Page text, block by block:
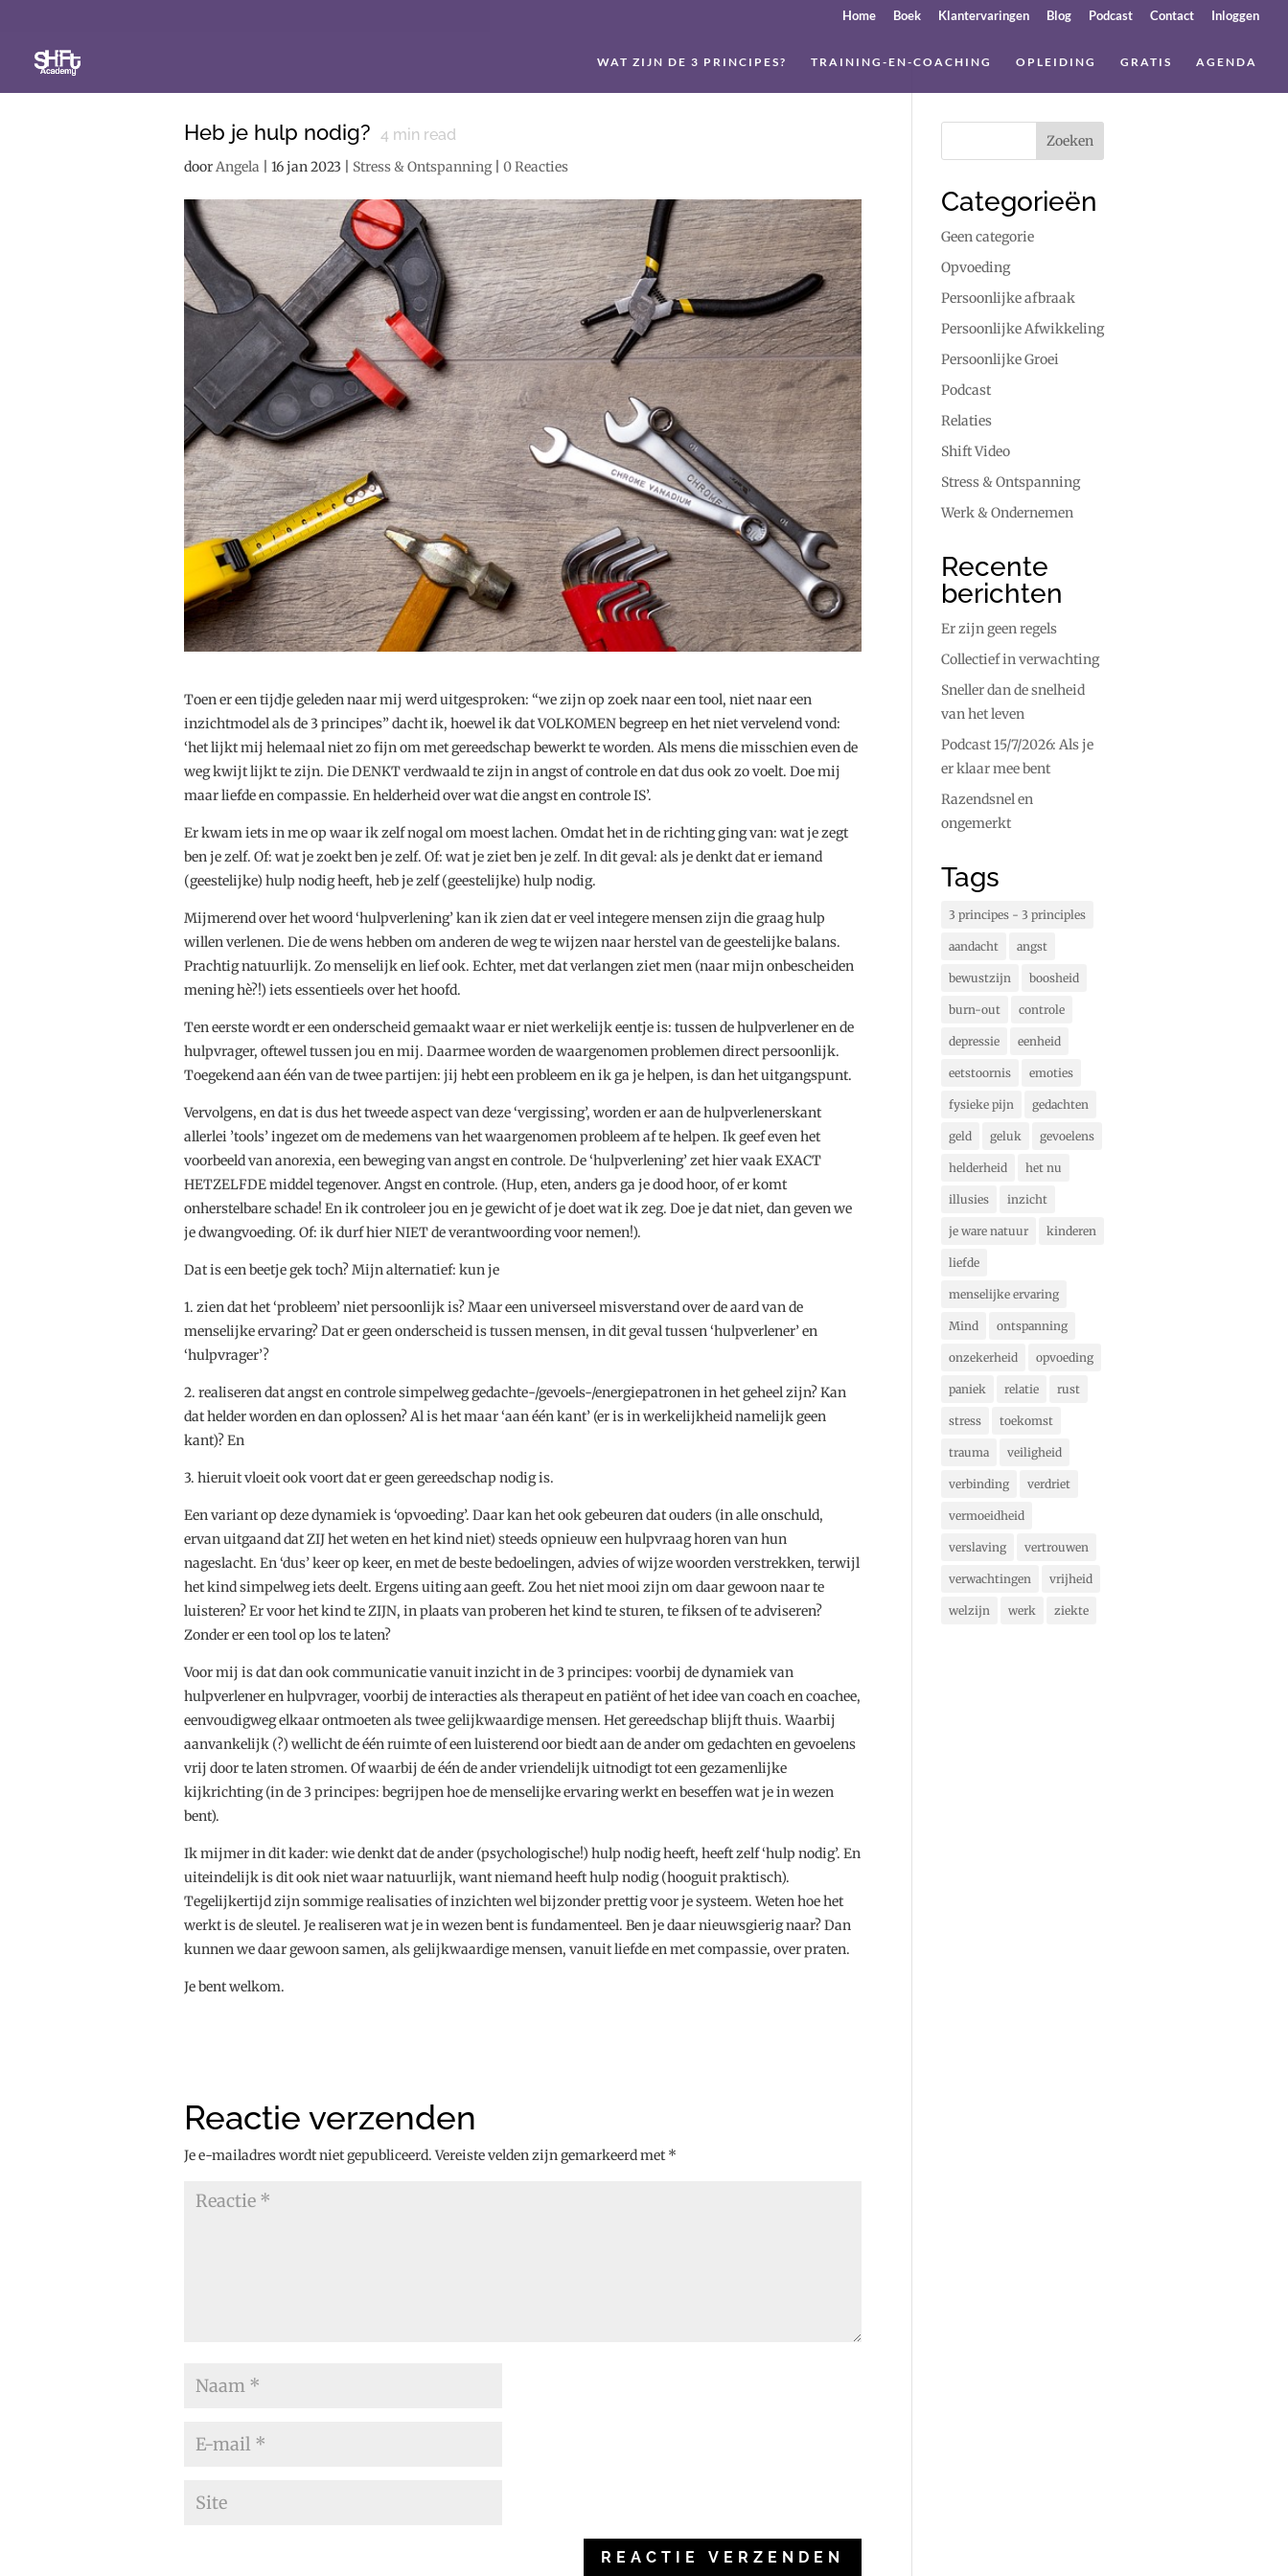
Home Boek Klantervaringen Blog Podcast Contact Inloggen
WAT ZIJN DE 3 PRINCIPES? TRAINING-EN-COACHING OPLEIDING GRATIS AGENDA
Heb je hulp nodig? 4 min read
doorAngela 16 jan 2023 Stress & Ontspanning| 0 Reacties
Toen er een tijdje geleden naar mij werd uitgesproken: “we zijn op zoek naar een tool, niet naar een
inzichtmodel als de 3 principes” dacht ik, hoewel ik dat VOLKOMEN begreep en het niet vervelend vond:
‘het lijkt mij helemaal niet zo fijn om met gereedschap bewerkt te worden. Als mens die misschien even de
weg kwijt lijkt te zijn. Die DENKT verdwaald te zijn in angst of controle en dat dus ook zo voelt. Doe mij
maar liefde en compassie. En helderheid over wat die angst en controle IS’.
Er kwam iets in me op waar ik zelf nogal om moest lachen. Omdat het in de richting ging van: wat je zegt
ben je zelf. Of: wat je zoekt ben je zelf. Of: wat je ziet ben je zelf. In dit geval: als je denkt dat er iemand
(geestelijke) hulp nodig heeft, heb je zelf (geestelijke) hulp nodig.
Mijmerend over het woord ‘hulpverlening’ kan ik zien dat er veel integere mensen zijn die graag hulp
willen verlenen. Die de wens hebben om anderen de weg te wijzen naar herstel van de geestelijke balans.
Prachtig natuurlijk. Zo menselijk en lief ook. Echter, met dat verlangen ziet men (naar mijn onbescheiden
mening hè?!) iets essentieels over het hoofd.
Ten eerste wordt er een onderscheid gemaakt waar er niet werkelijk eentje is: tussen de hulpverlener en de
hulpvrager, oftewel tussen jou en mij. Daarmee worden de waargenomen problemen direct persoonlijk.
Toegekend aan één van de twee partijen: jij hebt een probleem en ik ga je helpen, is dan het uitgangspunt.
Vervolgens, en dat is dus het tweede aspect van deze ‘vergissing’, worden er aan de hulpverlenerskant
allerlei ’tools’ ingezet om de medemens van het waargenomen probleem af te helpen. Ik geef even het
voorbeeld van anorexia, een beweging van angst en controle. De ‘hulpverlening’ zet hier vaak EXACT
HETZELFDE middel tegenover. Angst en controle. (Hup, eten, anders ga je dood hoor, of er komt
onherstelbare schade! En ik controleer jou en je gewicht of je doet wat ik zeg. Doe je dat niet, dan geven we
je dwangvoeding. Of: ik durf hier NIET de verantwoording voor nemen!).
Dat is een beetje gek toch? Mijn alternatief: kun je
1. zien dat het ‘probleem’ niet persoonlijk is? Maar een universeel misverstand over de aard van de
menselijke ervaring? Dat er geen onderscheid is tussen mensen, in dit geval tussen ‘hulpverlener’ en
‘hulpvrager’?
2. realiseren dat angst en controle simpelweg gedachte-/gevoels-/energiepatronen in het geheel zijn? Kan
dat helder worden en dan oplossen? Al is het maar ‘aan één kant’ (er is in werkelijkheid namelijk geen
kant)? En
3. hieruit vloeit ook voort dat er geen gereedschap nodig is.
Een variant op deze dynamiek is ‘opvoeding’. Daar kan het ook gebeuren dat ouders (in alle onschuld,
ervan uitgaand dat ZIJ het weten en het kind niet) steeds opnieuw een hulpvraag horen van hun
nageslacht. En ‘dus’ keer op keer, en met de beste bedoelingen, advies of wijze woorden verstrekken, terwijl
het kind simpelweg iets deelt. Ergens uiting aan geeft. Zou het niet mooi zijn om daar gewoon naar te
luisteren? Er voor het kind te ZIJN, in plaats van proberen het kind te sturen, te fiksen of te adviseren?
Zonder er een tool op los te laten?
Voor mij is dat dan ook communicatie vanuit inzicht in de 3 principes: voorbij de dynamiek van
hulpverlener en hulpvrager, voorbij de interacties als therapeut en patiënt of het idee van coach en coachee,
eenvoudigweg elkaar ontmoeten als twee gelijkwaardige mensen. Het gereedschap blijft thuis. Waarbij
aanvankelijk (?) wellicht de één ruimte of een luisterend oor biedt aan de ander om gedachten en gevoelens
vrij door te laten stromen. Of waarbij de één de ander vriendelijk uitnodigt tot een gezamenlijke
kijkrichting (in de 3 principes: begrijpen hoe de menselijke ervaring werkt en beseffen wat je in wezen
bent).
Ik mijmer in dit kader: wie denkt dat de ander (psychologische!) hulp nodig heeft, heeft zelf ‘hulp nodig’. En
uiteindelijk is dit ook niet waar natuurlijk, want niemand heeft hulp nodig (hooguit praktisch).
Tegelijkertijd zijn sommige realisaties of inzichten wel bijzonder prettig voor je systeem. Weten hoe het
werkt is de sleutel. Je realiseren wat je in wezen bent is fundamenteel. Ben je daar nieuwsgierig naar? Dan
kunnen we daar gewoon samen, als gelijkwaardige mensen, vanuit liefde en met compassie, over praten.
Je bent welkom.
Reactie verzenden
Je e-mailadres wordt niet gepubliceerd. Vereiste velden zijn gemarkeerd met *
Categorieën
Geen categorie
Opvoeding
Persoonlijke afbraak
Persoonlijke Afwikkeling
Persoonlijke Groei
Podcast
Relaties
Shift Video
Stress & Ontspanning
Werk & Ondernemen
Recente
berichten
Er zijn geen regels
Collectief in verwachting
Sneller dan de snelheid
van het leven
Podcast 15/7/2026: Als je
er klaar mee bent
Razendsnel en
ongemerkt
Tags
3 principes - 3 principles
aandacht angst
bewustzijn boosheid
burn-out controle
depressie eenheid
eetstoornis emoties
fysieke pijn gedachten
geld geluk gevoelens
helderheid het nu
illusies inzicht
je ware natuur kinderen
liefde
menselijke ervaring
Mind ontspanning
onzekerheid opvoeding
paniek relatie rust
stress toekomst
trauma veiligheid
verbinding verdriet
vermoeidheid
verslaving vertrouwen
verwachtingen vrijheid
welzijn werk ziekte